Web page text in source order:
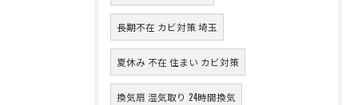
長期不在 カビ対策 埼玉
夏休み 不在 住まい カビ対策
換気扇 湿気取り 24時間換気